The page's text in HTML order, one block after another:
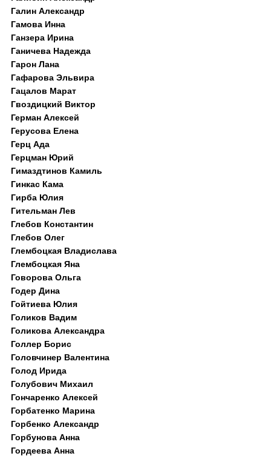
Галин Александр
Гамова Инна
Ганзера Ирина
Ганичева Надежда
Гарон Лана
Гафарова Эльвира
Гацалов Марат
Гвоздицкий Виктор
Герман Алексей
Герусова Елена
Герц Ада
Герцман Юрий
Гимаздтинов Камиль
Гинкас Кама
Гирба Юлия
Гительман Лев
Глебов Константин
Глебов Олег
Глембоцкая Владислава
Глембоцкая Яна
Говорова Ольга
Годер Дина
Гойтиева Юлия
Голиков Вадим
Голикова Александра
Голлер Борис
Головчинер Валентина
Голод Ирида
Голубович Михаил
Гончаренко Алексей
Горбатенко Марина
Горбенко Александр
Горбунова Анна
Гордеева Анна